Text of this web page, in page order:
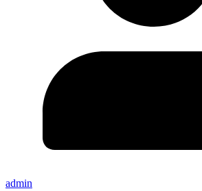
admin